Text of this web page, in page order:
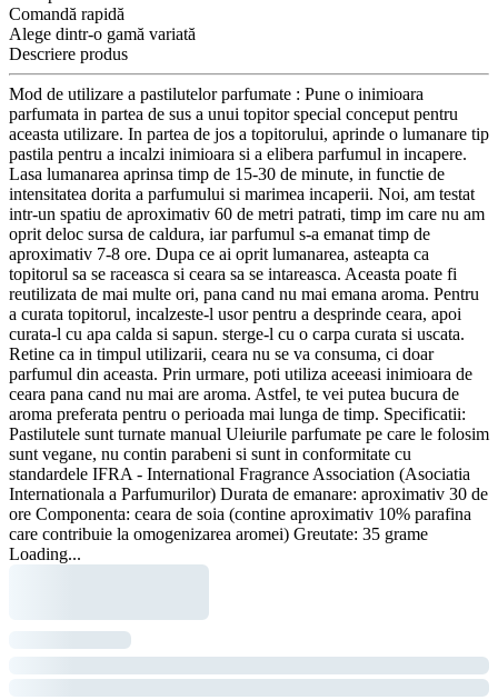
Comandă rapidă
Alege dintr-o gamă variată
Descriere produs
Mod de utilizare a pastilutelor parfumate : Pune o inimioara
parfumata in partea de sus a unui topitor special conceput pentru
aceasta utilizare. In partea de jos a topitorului, aprinde o lumanare tip
pastila pentru a incalzi inimioara si a elibera parfumul in incapere.
Lasa lumanarea aprinsa timp de 15-30 de minute, in functie de
intensitatea dorita a parfumului si marimea incaperii. Noi, am testat
intr-un spatiu de aproximativ 60 de metri patrati, timp im care nu am
oprit deloc sursa de caldura, iar parfumul s-a emanat timp de
aproximativ 7-8 ore. Dupa ce ai oprit lumanarea, asteapta ca
topitorul sa se raceasca si ceara sa se intareasca. Aceasta poate fi
reutilizata de mai multe ori, pana cand nu mai emana aroma. Pentru
a curata topitorul, incalzeste-l usor pentru a desprinde ceara, apoi
curata-l cu apa calda si sapun. sterge-l cu o carpa curata si uscata.
Retine ca in timpul utilizarii, ceara nu se va consuma, ci doar
parfumul din aceasta. Prin urmare, poti utiliza aceeasi inimioara de
ceara pana cand nu mai are aroma. Astfel, te vei putea bucura de
aroma preferata pentru o perioada mai lunga de timp. Specificatii:
Pastilutele sunt turnate manual Uleiurile parfumate pe care le folosim
sunt vegane, nu contin parabeni si sunt in conformitate cu
standardele IFRA - International Fragrance Association (Asociatia
Internationala a Parfumurilor) Durata de emanare: aproximativ 30 de
ore Componenta: ceara de soia (contine aproximativ 10% parafina
care contribuie la omogenizarea aromei) Greutate: 35 grame
Loading...